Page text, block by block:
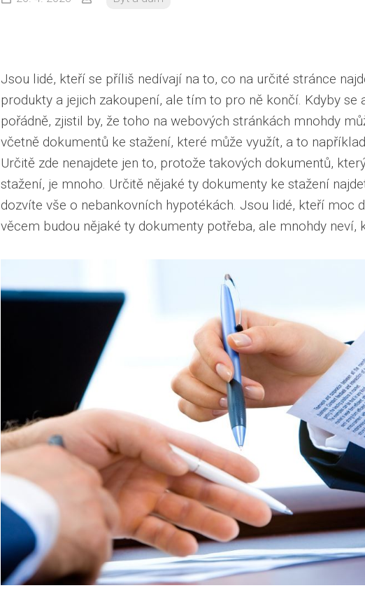
Jsou lidé, kteří se příliš nedívají na to, co na určité stránce
produkty a jejich zakoupení, ale tím to pro ně končí. Kdyby
pořádně, zjistil by, že toho na webových stránkách mnohdy
včetně dokumentů ke stažení, které může využít, a to
Určitě zde nenajdete jen to, protože takových dokumentů,
stažení, je mnoho. Určitě nějaké ty dokumenty ke stažení
dozvíte vše o nebankovních hypotékách. Jsou lidé, kteří moc
věcem budou nějaké ty dokumenty potřeba, ale mnohdy neví,